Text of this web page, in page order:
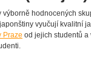
výborně hodnocených
vyučují kvalitní
Praze od jejich studentů a